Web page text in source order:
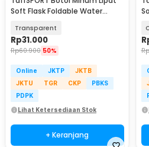
Soft Flask Foldable Water
Transparent
Rp31.000
Rp60.900 50%
Online JKTP
JKTB
JKTU
TGR CKP
PBKS
PDPK
Lihat Ketersediaan Stok
+ Keranjang
Rp